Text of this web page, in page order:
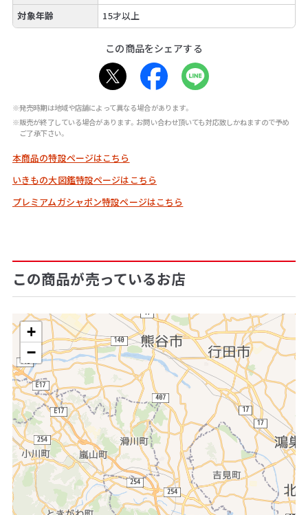
対象年齢
15才以上
この商品をシェアする
※発売時期は地域や店舗によって異なる場合があります。
※販売が終了している場合があります。お問い合わせ頂いても対応致しかねますので予め
ご了承下さい。
本商品の特設ページはこちら
いきもの大図鑑特設ページはこちら
プレミアムガシャポン特設ページはこちら
この商品が売っているお店
+
−